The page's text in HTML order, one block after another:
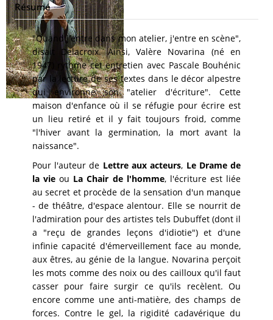
Résumé
"Quand j'entre dans mon atelier, j'entre en scène",
disait Delacroix. Ainsi, Valère Novarina (né en
1947) rythme cet entretien avec Pascale Bouhénic
par la lecture de ses textes dans le décor alpestre
qui environne son "atelier d'écriture". Cette
maison d'enfance où il se réfugie pour écrire est
un lieu retiré et il y fait toujours froid, comme
"l'hiver avant la germination, la mort avant la
naissance".
Pour l'auteur de Lettre aux acteurs, Le Drame de
la vieou La Chair de l'homme, l'écriture est liée
au secret et procède de la sensation d'un manque
- de théâtre, d'espace alentour. Elle se nourrit de
l'admiration pour des artistes tels Dubuffet (dont il
a "reçu de grandes leçons d'idiotie") et d'une
infinie capacité d'émerveillement face au monde,
aux êtres, au génie de la langue. Novarina perçoit
les mots comme des noix ou des cailloux qu'il faut
casser pour faire surgir ce qu'ils recèlent. Ou
encore comme une anti-matière, des champs de
forces. Contre le gel, la rigidité cadavérique du